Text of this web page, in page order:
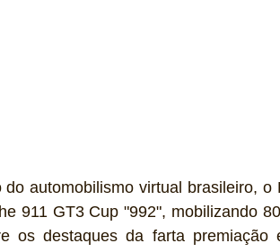
automobilismo virtual brasileiro, o
911 GT3 Cup "992", mobilizando
os destaques da farta premiação